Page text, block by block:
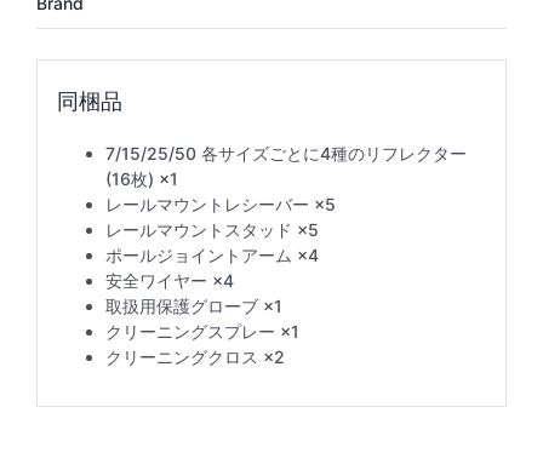
7/15/25/50 各サイズごとに4種のリフレクター
(16枚) ×1
レールマウントレシーバー ×5
レールマウントスタッド ×5
ポールジョイントアーム ×4
安全ワイヤー ×4
取扱用保護グローブ ×1
クリーニングスプレー ×1
クリーニングクロス ×2